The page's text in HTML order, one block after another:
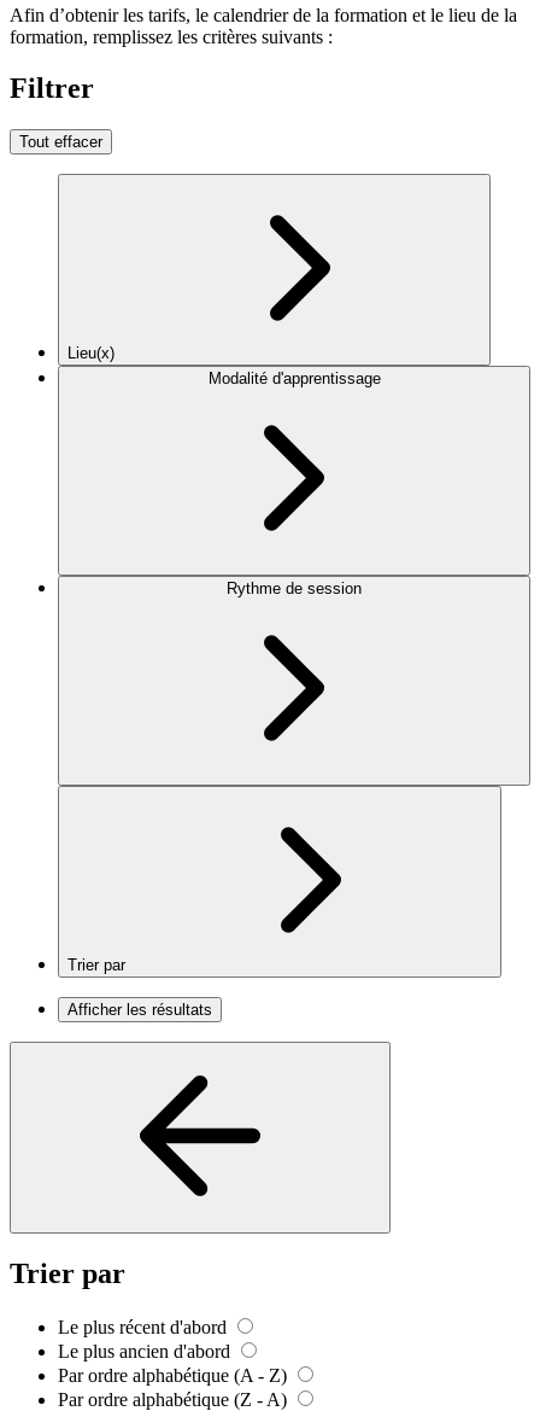
Afin d’obtenir les tarifs, le calendrier de la formation et le lieu de la
formation, remplissez les critères suivants :
Filtrer
Tout effacer
Lieu(x)
Modalité d'apprentissage
Rythme de session
Trier par
Afficher les résultats
Trier par
Le plus récent d'abord
Le plus ancien d'abord
Par ordre alphabétique (A - Z)
Par ordre alphabétique (Z - A)